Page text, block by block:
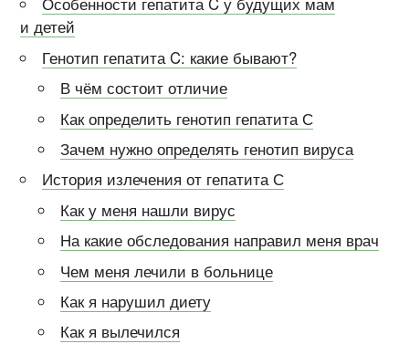
и детей
Генотип гепатита C: какие бывают?
В чём состоит отличие
Как определить генотип гепатита С
Зачем нужно определять генотип вируса
История излечения от гепатита С
Как у меня нашли вирус
На какие обследования направил меня врач
Чем меня лечили в больнице
Как я нарушил диету
Как я вылечился